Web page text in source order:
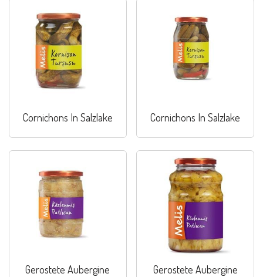
Cornichons In Salzlake Cornichons In Salzlake
Gerostete Aubergine Gerostete Aubergine